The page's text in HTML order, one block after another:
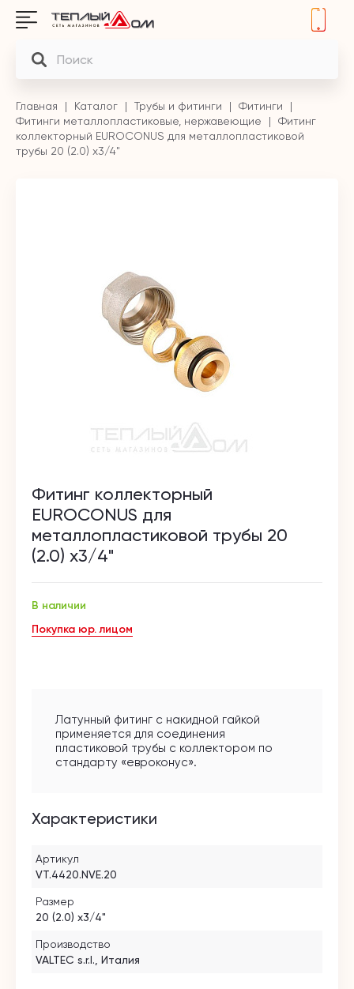
Главная Каталог Трубы и фитинги
Фитинги
Фитинги металлопластиковые, нержавеющие
Фитинг
коллекторный EUROCONUS для металлопластиковой
трубы 20 (2.0) х3/4"
Фитинг коллекторный
EUROCONUS для
металлопластиковой трубы 20
(2.0) х3/4"
В наличии
Покупка юр. лицом
Латунный фитинг с накидной гайкой
применяется для соединения
пластиковой трубы с коллектором по
стандарту «евроконус».
Характеристики
Артикул
VT.4420.NVE.20
Размер
20 (2.0) х3/4"
Производство
VALTEC s.r.l., Италия